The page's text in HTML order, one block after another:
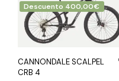
Descuento 400,00€
CANNONDALE SCALPEL
CRB 4